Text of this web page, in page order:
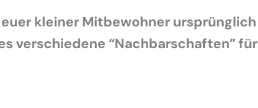
kleiner Mitbewohner ursprünglich
verschiedene “Nachbarschaften” für